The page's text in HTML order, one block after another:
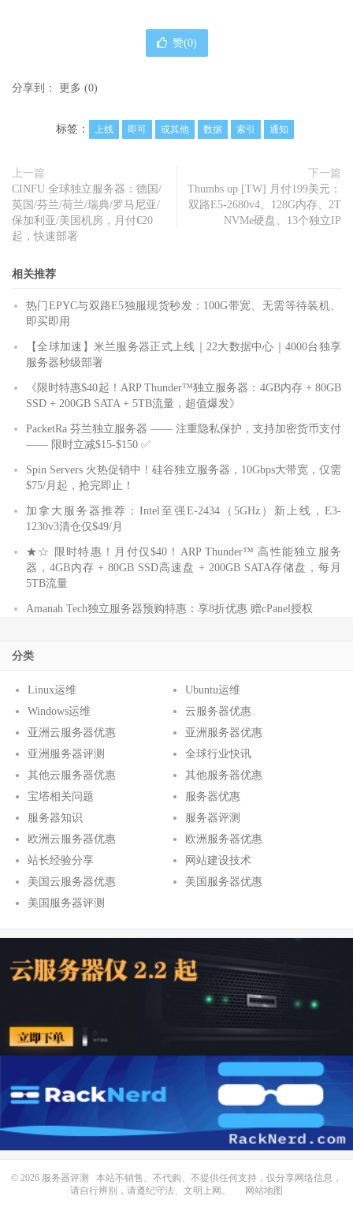
赞(0)
分享到： 更多 (0)
标签： 上线 即可 或其他 数据 索引 通知
上一篇
CINFU 全球独立服务器：德国/
英国/芬兰/荷兰/瑞典/罗马尼亚/
保加利亚/美国机房，月付€20
起，快速部署
下一篇
Thumbs up [TW] 月付199美元：
双路E5-2680v4、128G内存、2T
NVMe硬盘、13个独立IP
相关推荐
热门EPYC与双路E5独服现货秒发：100G带宽、无需等待装机、
即买即用
【全球加速】米兰服务器正式上线｜22大数据中心｜4000台独享
服务器秒级部署
《限时特惠$40起！ARP Thunder™独立服务器：4GB内存 + 80GB
SSD + 200GB SATA + 5TB流量，超值爆发》
PacketRa 芬兰独立服务器 —— 注重隐私保护，支持加密货币支付
—— 限时立减$15-$150 ✅
Spin Servers 火热促销中！硅谷独立服务器，10Gbps大带宽，仅需
$75/月起，抢完即止！
加拿大服务器推荐：Intel至强E-2434（5GHz）新上线，E3-
1230v3清仓仅$49/月
★☆ 限时特惠！月付仅$40！ARP Thunder™ 高性能独立服务
器，4GB内存 + 80GB SSD高速盘 + 200GB SATA存储盘，每月
5TB流量
Amanah Tech独立服务器预购特惠：享8折优惠 赠cPanel授权
分类
Linux运维
Ubuntu运维
Windows运维
云服务器优惠
亚洲云服务器优惠
亚洲服务器优惠
亚洲服务器评测
全球行业快讯
其他云服务器优惠
其他服务器优惠
宝塔相关问题
服务器优惠
服务器知识
服务器评测
欧洲云服务器优惠
欧洲服务器优惠
站长经验分享
网站建设技术
美国云服务器优惠
美国服务器优惠
美国服务器评测
© 2026 服务器评测
本站不销售、不代购、不提供任何支持，仅分享网络信息，
请自行辨别，请遵纪守法、文明上网。
网站地图